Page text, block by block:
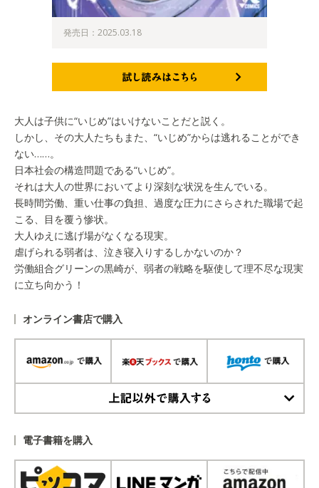
発売日：2025.03.18
大人は子供に“いじめ”はいけないことだと説く。
しかし、その大人たちもまた、“いじめ”からは逃れることができ
ない……。
日本社会の構造問題である“いじめ”。
それは大人の世界においてより深刻な状況を生んでいる。
長時間労働、重い仕事の負担、過度な圧力にさらされた職場で起
こる、目を覆う惨状。
大人ゆえに逃げ場がなくなる現実。
虐げられる弱者は、泣き寝入りするしかないのか？
労働組合グリーンの黒崎が、弱者の戦略を駆使して理不尽な現実
に立ち向かう！
オンライン書店で購入
電子書籍を購入